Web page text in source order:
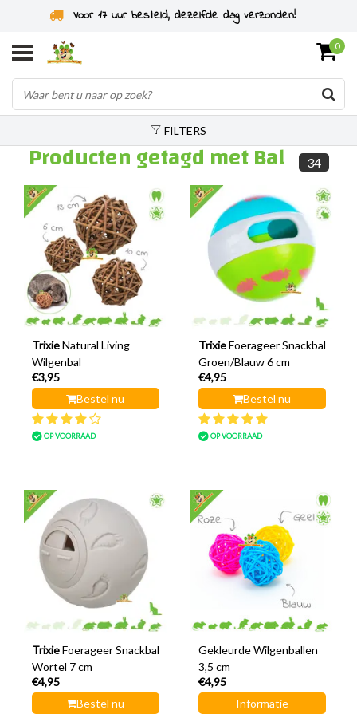
Voor 17 uur besteld, dezelfde dag verzonden!
0
FILTERS
Producten getagd met Bal 34
Trixie Natural Living
Wilgenbal
€3,95
Bestel nu
OP VOORRAAD
Trixie Foerageer Snackbal
Groen/Blauw 6 cm
€4,95
Bestel nu
OP VOORRAAD
Trixie Foerageer Snackbal
Wortel 7 cm
€4,95
Bestel nu
Gekleurde Wilgenballen
3,5 cm
€4,95
Informatie